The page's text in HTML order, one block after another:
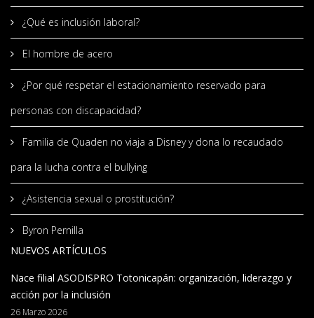
¿Qué es inclusión laboral?
El hombre de acero
¿Por qué respetar el estacionamiento reservado para
personas con discapacidad?
Familia de Quaden no viaja a Disney y dona lo recaudado
para la lucha contra el bullying
¿Asistencia sexual o prostitución?
Byron Pernilla
NUEVOS ARTÍCULOS
Nace filial ASODISPRO Totonicapán: organización, liderazgo y
acción por la inclusión
26 Marzo 2026